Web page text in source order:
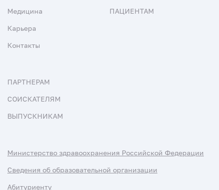
Медицина
Карьера
Контакты
ПАЦИЕНТАМ
ПАРТНЕРАМ
СОИСКАТЕЛЯМ
ВЫПУСКНИКАМ
Министерство здравоохранения Российской Федерации
Сведения об образовательной организации
Абитуриенту